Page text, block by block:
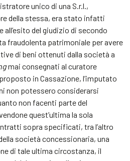
unico di una S.r.l.,
della stessa, era stato infatti
del giudizio di secondo
fraudolenta patrimoniale per avere
di beni ottenuti dalla società a
mai consegnati al curatore
in Cassazione, l’imputato
non potessero considerarsi
non facenti parte del
quest’ultima la sola
sopra specificati, tra l’altro
società concessionaria, una
di tale ultima circostanza, il